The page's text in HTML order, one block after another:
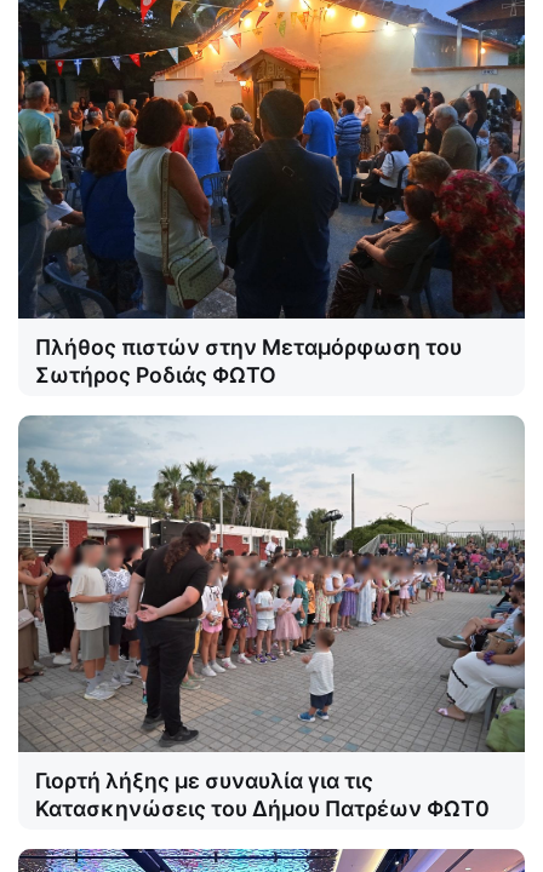
Πλήθος πιστών στην Μεταμόρφωση του
Σωτήρος Ροδιάς ΦΩΤΟ
Γιορτή λήξης με συναυλία για τις
Κατασκηνώσεις του Δήμου Πατρέων ΦΩΤ0